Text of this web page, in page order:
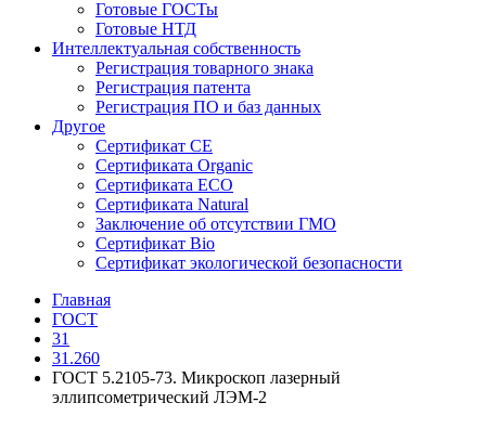
Готовые ГОСТы
Готовые НТД
Интеллектуальная собственность
Регистрация товарного знака
Регистрация патента
Регистрация ПО и баз данных
Другое
Сертификат СЕ
Сертификата Organic
Сертификата ECO
Сертификата Natural
Заключение об отсутствии ГМО
Сертификат Bio
Сертификат экологической безопасности
Главная
ГОСТ
31
31.260
ГОСТ 5.2105-73. Микроскоп лазерный
эллипсометрический ЛЭМ-2